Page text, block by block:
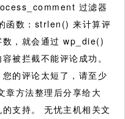
过滤器
函数：strlen() 来计算评
数，就会通过 wp_die()
被拦截不能评论成功。
的评论太短了，请至少
章方法整理后分享给大
支持。 无忧主机相关文